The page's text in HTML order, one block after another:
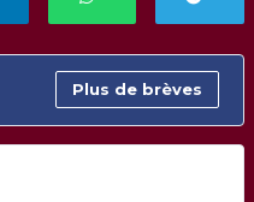
Plus de brèves